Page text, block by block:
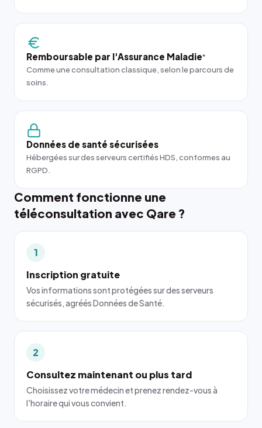
Remboursable par l'Assurance Maladie*
Comme une consultation classique, selon le parcours de
soins.
Données de santé sécurisées
Hébergées sur des serveurs certifiés HDS, conformes au
RGPD.
Comment fonctionne une
téléconsultation avec Qare ?
1
Inscription gratuite
Vos informations sont protégées sur des serveurs
sécurisés, agréés Données de Santé.
2
Consultez maintenant ou plus tard
Choisissez votre médecin et prenez rendez-vous à
l'horaire qui vous convient.